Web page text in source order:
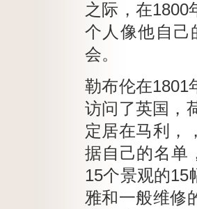
之际，在1800
个人像他自己
会。
勒布伦在1801
访问了英国，
定居在马利，
据自己的名单
15个景观的15
雅和一般维修